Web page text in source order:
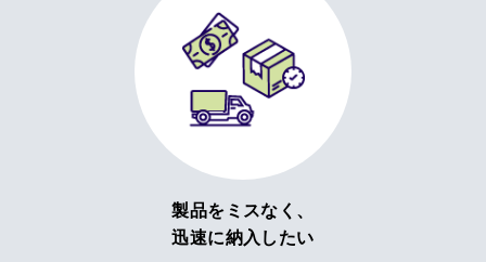
製品をミスなく、
迅速に納入したい